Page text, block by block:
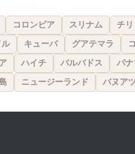
コロンビア スリナム チリ
ル キューバ グアテマラ
ハイチ バルバドス パ
ニュージーランド バヌアツ